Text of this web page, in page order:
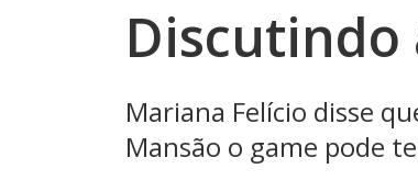
Discutindo
Mariana Felício disse
Mansão o game pode